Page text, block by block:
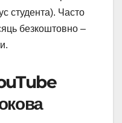
студента). Часто
безкоштовно –